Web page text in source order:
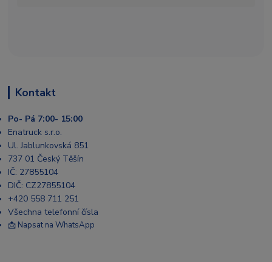
Kontakt
Po- Pá 7:00- 15:00
Enatruck s.r.o.
Ul. Jablunkovská 851
737 01 Český Těšín
IČ: 27855104
DIČ: CZ27855104
+420 558 711 251
Všechna telefonní čísla
📩 Napsat na WhatsApp